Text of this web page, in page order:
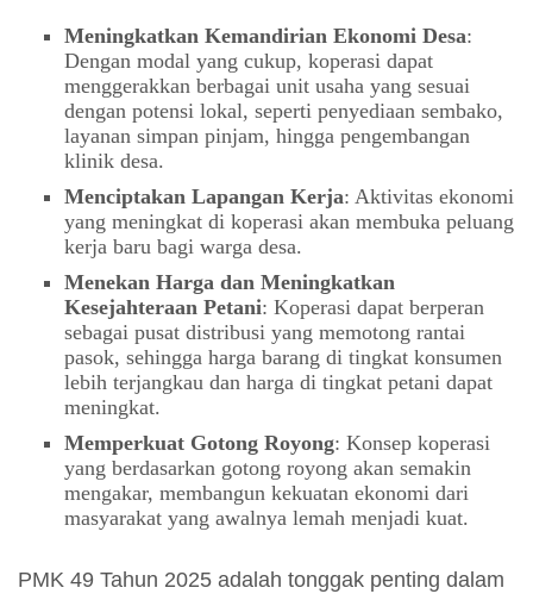
Meningkatkan Kemandirian Ekonomi Desa:
Dengan modal yang cukup, koperasi dapat
menggerakkan berbagai unit usaha yang sesuai
dengan potensi lokal, seperti penyediaan sembako,
layanan simpan pinjam, hingga pengembangan
klinik desa.
Menciptakan Lapangan Kerja: Aktivitas ekonomi
yang meningkat di koperasi akan membuka peluang
kerja baru bagi warga desa.
Menekan Harga dan Meningkatkan
Kesejahteraan Petani: Koperasi dapat berperan
sebagai pusat distribusi yang memotong rantai
pasok, sehingga harga barang di tingkat konsumen
lebih terjangkau dan harga di tingkat petani dapat
meningkat.
Memperkuat Gotong Royong: Konsep koperasi
yang berdasarkan gotong royong akan semakin
mengakar, membangun kekuatan ekonomi dari
masyarakat yang awalnya lemah menjadi kuat.
PMK 49 Tahun 2025 adalah tonggak penting dalam